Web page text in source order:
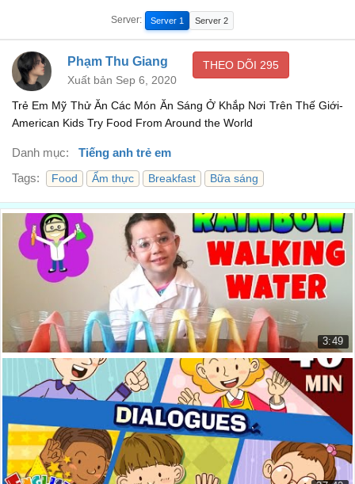
These three things look spicy.
Ba cái này có vẻ nhiều gia vị.
You don't like that one?
Cháu không thích món đó à?
It make me go like this…
Nó khiến cháu bị như này này…
It's a peculiar taste.
Vị nó cứ là lạ.
00:35
BRAZIL
00:40
Is that coffee?
Đây là cà phê ạ?
00:45
I think it's weird that kids drink coffee in Brazil.
Cháu nghĩ là ở Brazil mà trẻ con uống cà phê thì kỳ quá.
01:05
I hate coffee.
Cháu ghét cà phê.
01:12
What's it taste like?
Server: Server 1 Server 2
Phạm Thu Giang
Xuất bản Sep 6, 2020
THEO DÕI 295
Trẻ Em Mỹ Thử Ăn Các Món Ăn Sáng Ở Khắp Nơi Trên Thế Giới-
American Kids Try Food From Around the World
Danh mục:
Tiếng anh trẻ em
Tags:
Food Ẩm thực Breakfast Bữa sáng
3:49
Thí nghiệm khoa học cho trẻ em: cầu vồng đi bộ
Rainbow Walking Water Easy Scien...